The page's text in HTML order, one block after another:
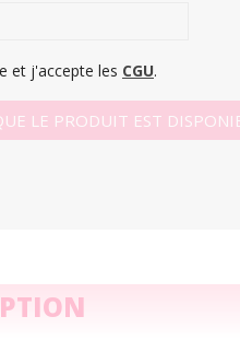
et j'accepte les CGU.
LE PRODUIT EST